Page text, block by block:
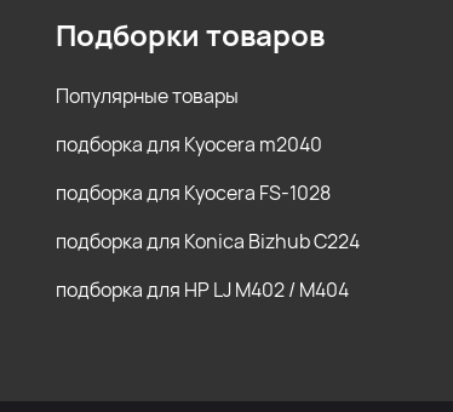
Подборки товаров
Популярные товары
подборка для Kyocera m2040
подборка для Kyocera FS-1028
подборка для Konica Bizhub C224
подборка для HP LJ M402 / M404